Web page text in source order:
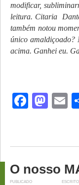
modificar,
leitura. Citaria
também notou
único amaldiçoado?
acima. Ganhei eu.
O nosso
PUBLICADO